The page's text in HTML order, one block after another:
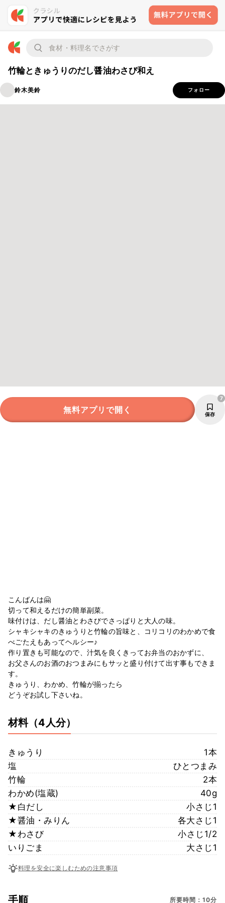
竹輪ときゅうりのだし醤油わさび和え
鈴木美鈴 フォロー
無料アプリで開く 保存
7
こんばんは🤗
切って和えるだけの簡単副菜。
味付けは、だし醤油とわさびでさっぱりと大人の味。
シャキシャキのきゅうりと竹輪の旨味と、コリコリのわかめで食
べごたえもあってヘルシー♪
作り置きも可能なので、汁気を良くきってお弁当のおかずに、
お父さんのお酒のおつまみにもサッと盛り付けて出す事もできま
す。
きゅうり、わかめ、竹輪が揃ったら
どうぞお試し下さいね。
材料（4人分）
きゅうり
1本
塩
ひとつまみ
竹輪
2本
わかめ(塩蔵)
40g
★白だし
小さじ1
★醤油・みりん
各大さじ1
★わさび
小さじ1/2
いりごま
大さじ1
料理を安全に楽しむための注意事項
手順 所要時間：10分